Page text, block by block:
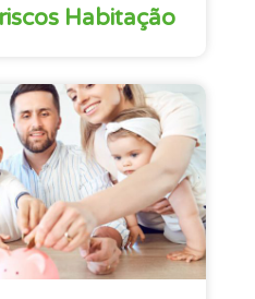
Habitação